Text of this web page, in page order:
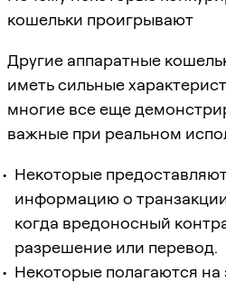
кошельки проигрывают
Другие аппаратные
иметь сильные
многие все еще
важные при реальном
Некоторые
информацию о
когда вредоносный
разрешение или перевод.
Некоторые полагаются